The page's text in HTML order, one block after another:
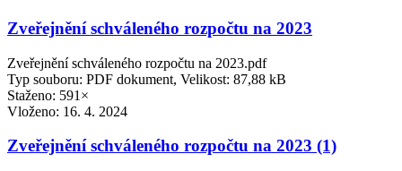
Zveřejnění schváleného rozpočtu na 2023
Zveřejnění schváleného rozpočtu na 2023.pdf
Typ souboru: PDF dokument, Velikost: 87,88 kB
Staženo: 591×
Vloženo: 16. 4. 2024
Zveřejnění schváleného rozpočtu na 2023 (1)